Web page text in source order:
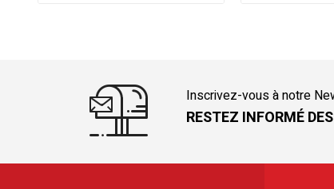
Inscrivez-vous à notre
RESTEZ INFORMÉ